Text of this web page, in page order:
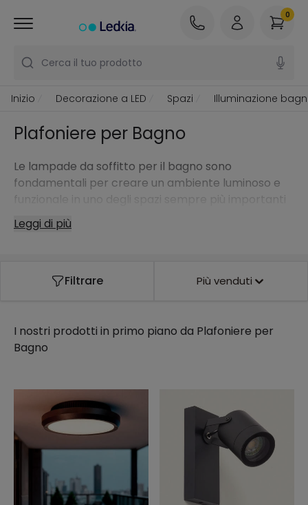
Cerca il tuo prodotto
0
Inizio Decorazione a LED Spazi Illuminazione
Plafoniere per Bagno
Le lampade da soffitto per il bagno sono
fondamentali per creare un ambiente luminoso e
funzionale in uno degli spazi sempre più importanti
della casa.
Leggi di più
Filtrare Più venduti
I nostri prodotti in primo piano da Plafoniere per
Bagno